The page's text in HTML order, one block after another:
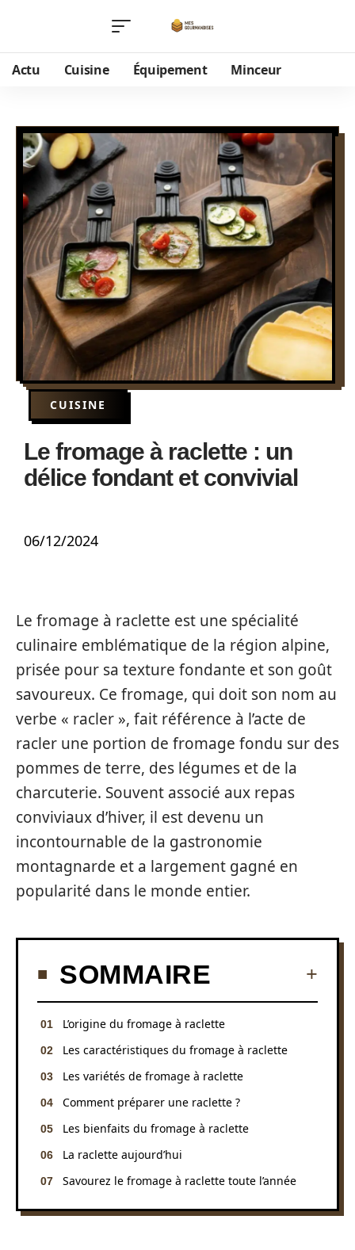
Actu Cuisine Équipement Minceur
CUISINE
Le fromage à raclette : un
délice fondant et convivial
06/12/2024
Le fromage à raclette est une spécialité
culinaire emblématique de la région alpine,
prisée pour sa texture fondante et son goût
savoureux. Ce fromage, qui doit son nom au
verbe « racler », fait référence à l’acte de
racler une portion de fromage fondu sur des
pommes de terre, des légumes et de la
charcuterie. Souvent associé aux repas
conviviaux d’hiver, il est devenu un
incontournable de la gastronomie
montagnarde et a largement gagné en
popularité dans le monde entier.
SOMMAIRE
L’origine du fromage à raclette
Les caractéristiques du fromage à raclette
Les variétés de fromage à raclette
Comment préparer une raclette ?
Les bienfaits du fromage à raclette
La raclette aujourd’hui
Savourez le fromage à raclette toute l’année